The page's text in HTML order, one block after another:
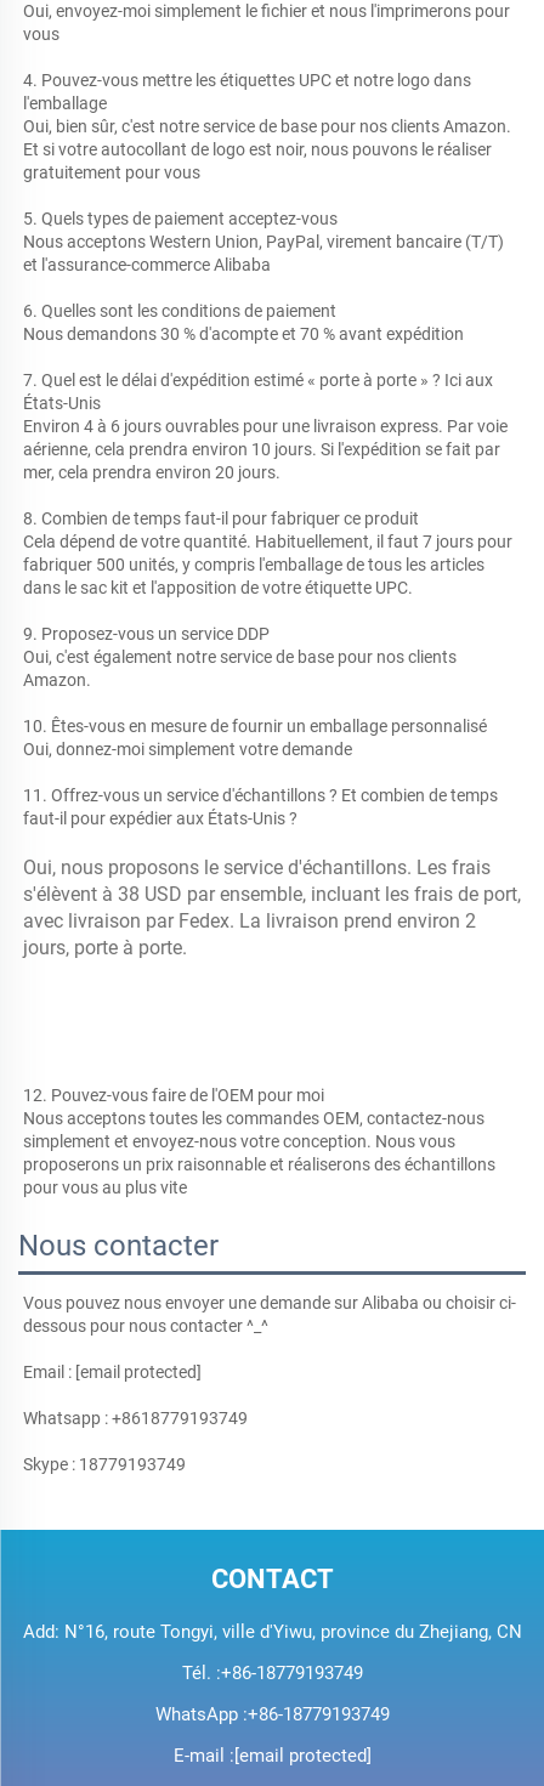
Oui, envoyez-moi simplement le fichier et nous l'imprimerons pour
vous
4. Pouvez-vous mettre les étiquettes UPC et notre logo dans
l'emballage
Oui, bien sûr, c'est notre service de base pour nos clients Amazon.
Et si votre autocollant de logo est noir, nous pouvons le réaliser
gratuitement pour vous
5. Quels types de paiement acceptez-vous
Nous acceptons Western Union, PayPal, virement bancaire (T/T)
et l'assurance-commerce Alibaba
6. Quelles sont les conditions de paiement
Nous demandons 30 % d'acompte et 70 % avant expédition
7. Quel est le délai d'expédition estimé « porte à porte » ? Ici aux
États-Unis
Environ 4 à 6 jours ouvrables pour une livraison express. Par voie
aérienne, cela prendra environ 10 jours. Si l'expédition se fait par
mer, cela prendra environ 20 jours.
8. Combien de temps faut-il pour fabriquer ce produit
Cela dépend de votre quantité. Habituellement, il faut 7 jours pour
fabriquer 500 unités, y compris l'emballage de tous les articles
dans le sac kit et l'apposition de votre étiquette UPC.
9. Proposez-vous un service DDP
Oui, c'est également notre service de base pour nos clients
Amazon.
10. Êtes-vous en mesure de fournir un emballage personnalisé
Oui, donnez-moi simplement votre demande
11. Offrez-vous un service d'échantillons ? Et combien de temps
faut-il pour expédier aux États-Unis ?
Oui, nous proposons le service d'échantillons. Les frais
s'élèvent à 38 USD par ensemble, incluant les frais de port,
avec livraison par Fedex. La livraison prend environ 2
jours, porte à porte.
12. Pouvez-vous faire de l'OEM pour moi
Nous acceptons toutes les commandes OEM, contactez-nous
simplement et envoyez-nous votre conception. Nous vous
proposerons un prix raisonnable et réaliserons des échantillons
pour vous au plus vite
Nous contacter
Vous pouvez nous envoyer une demande sur Alibaba ou choisir ci-
dessous pour nous contacter ^_^
Email : [email protected]
Whatsapp : +8618779193749
Skype : 18779193749
CONTACT
Add: N°16, route Tongyi, ville d'Yiwu, province du Zhejiang, CN
Tél. :+86-18779193749
WhatsApp :+86-18779193749
E-mail :[email protected]